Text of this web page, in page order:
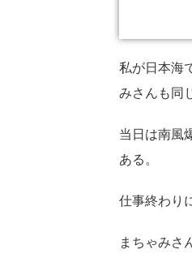
私が日本海
みさんも同
当日は南風
ある。
仕事終わり
まちゃみさ